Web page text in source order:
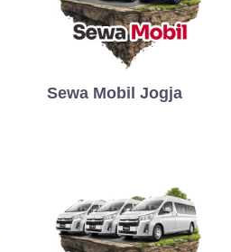
Sewa Mobil Jogja